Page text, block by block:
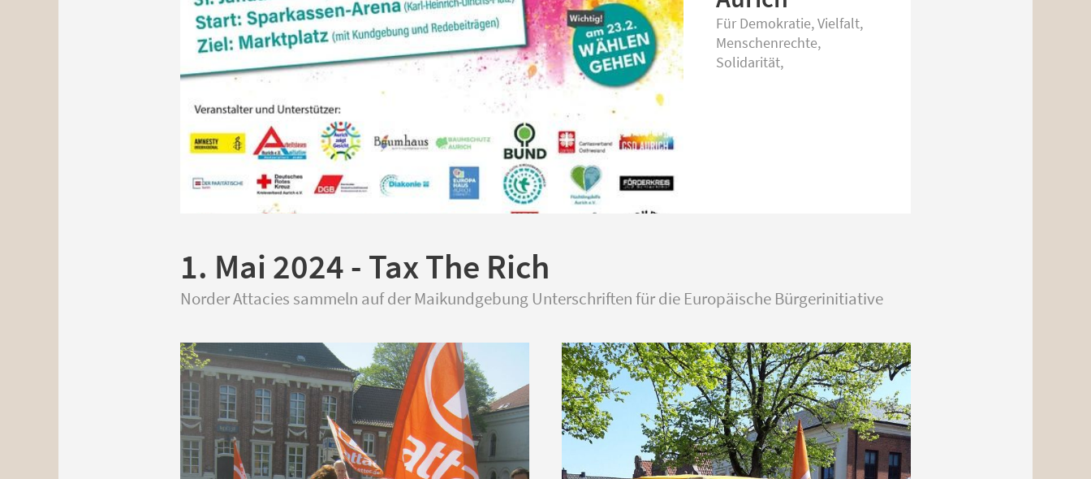
Für Demokratie, Vielfalt,
Menschenrechte,
Solidarität,
1. Mai 2024 - Tax The Rich
Norder Attacies sammeln auf der Maikundgebung Unterschriften für die Europäische Bürgerinitiative